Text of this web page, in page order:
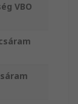
VBO